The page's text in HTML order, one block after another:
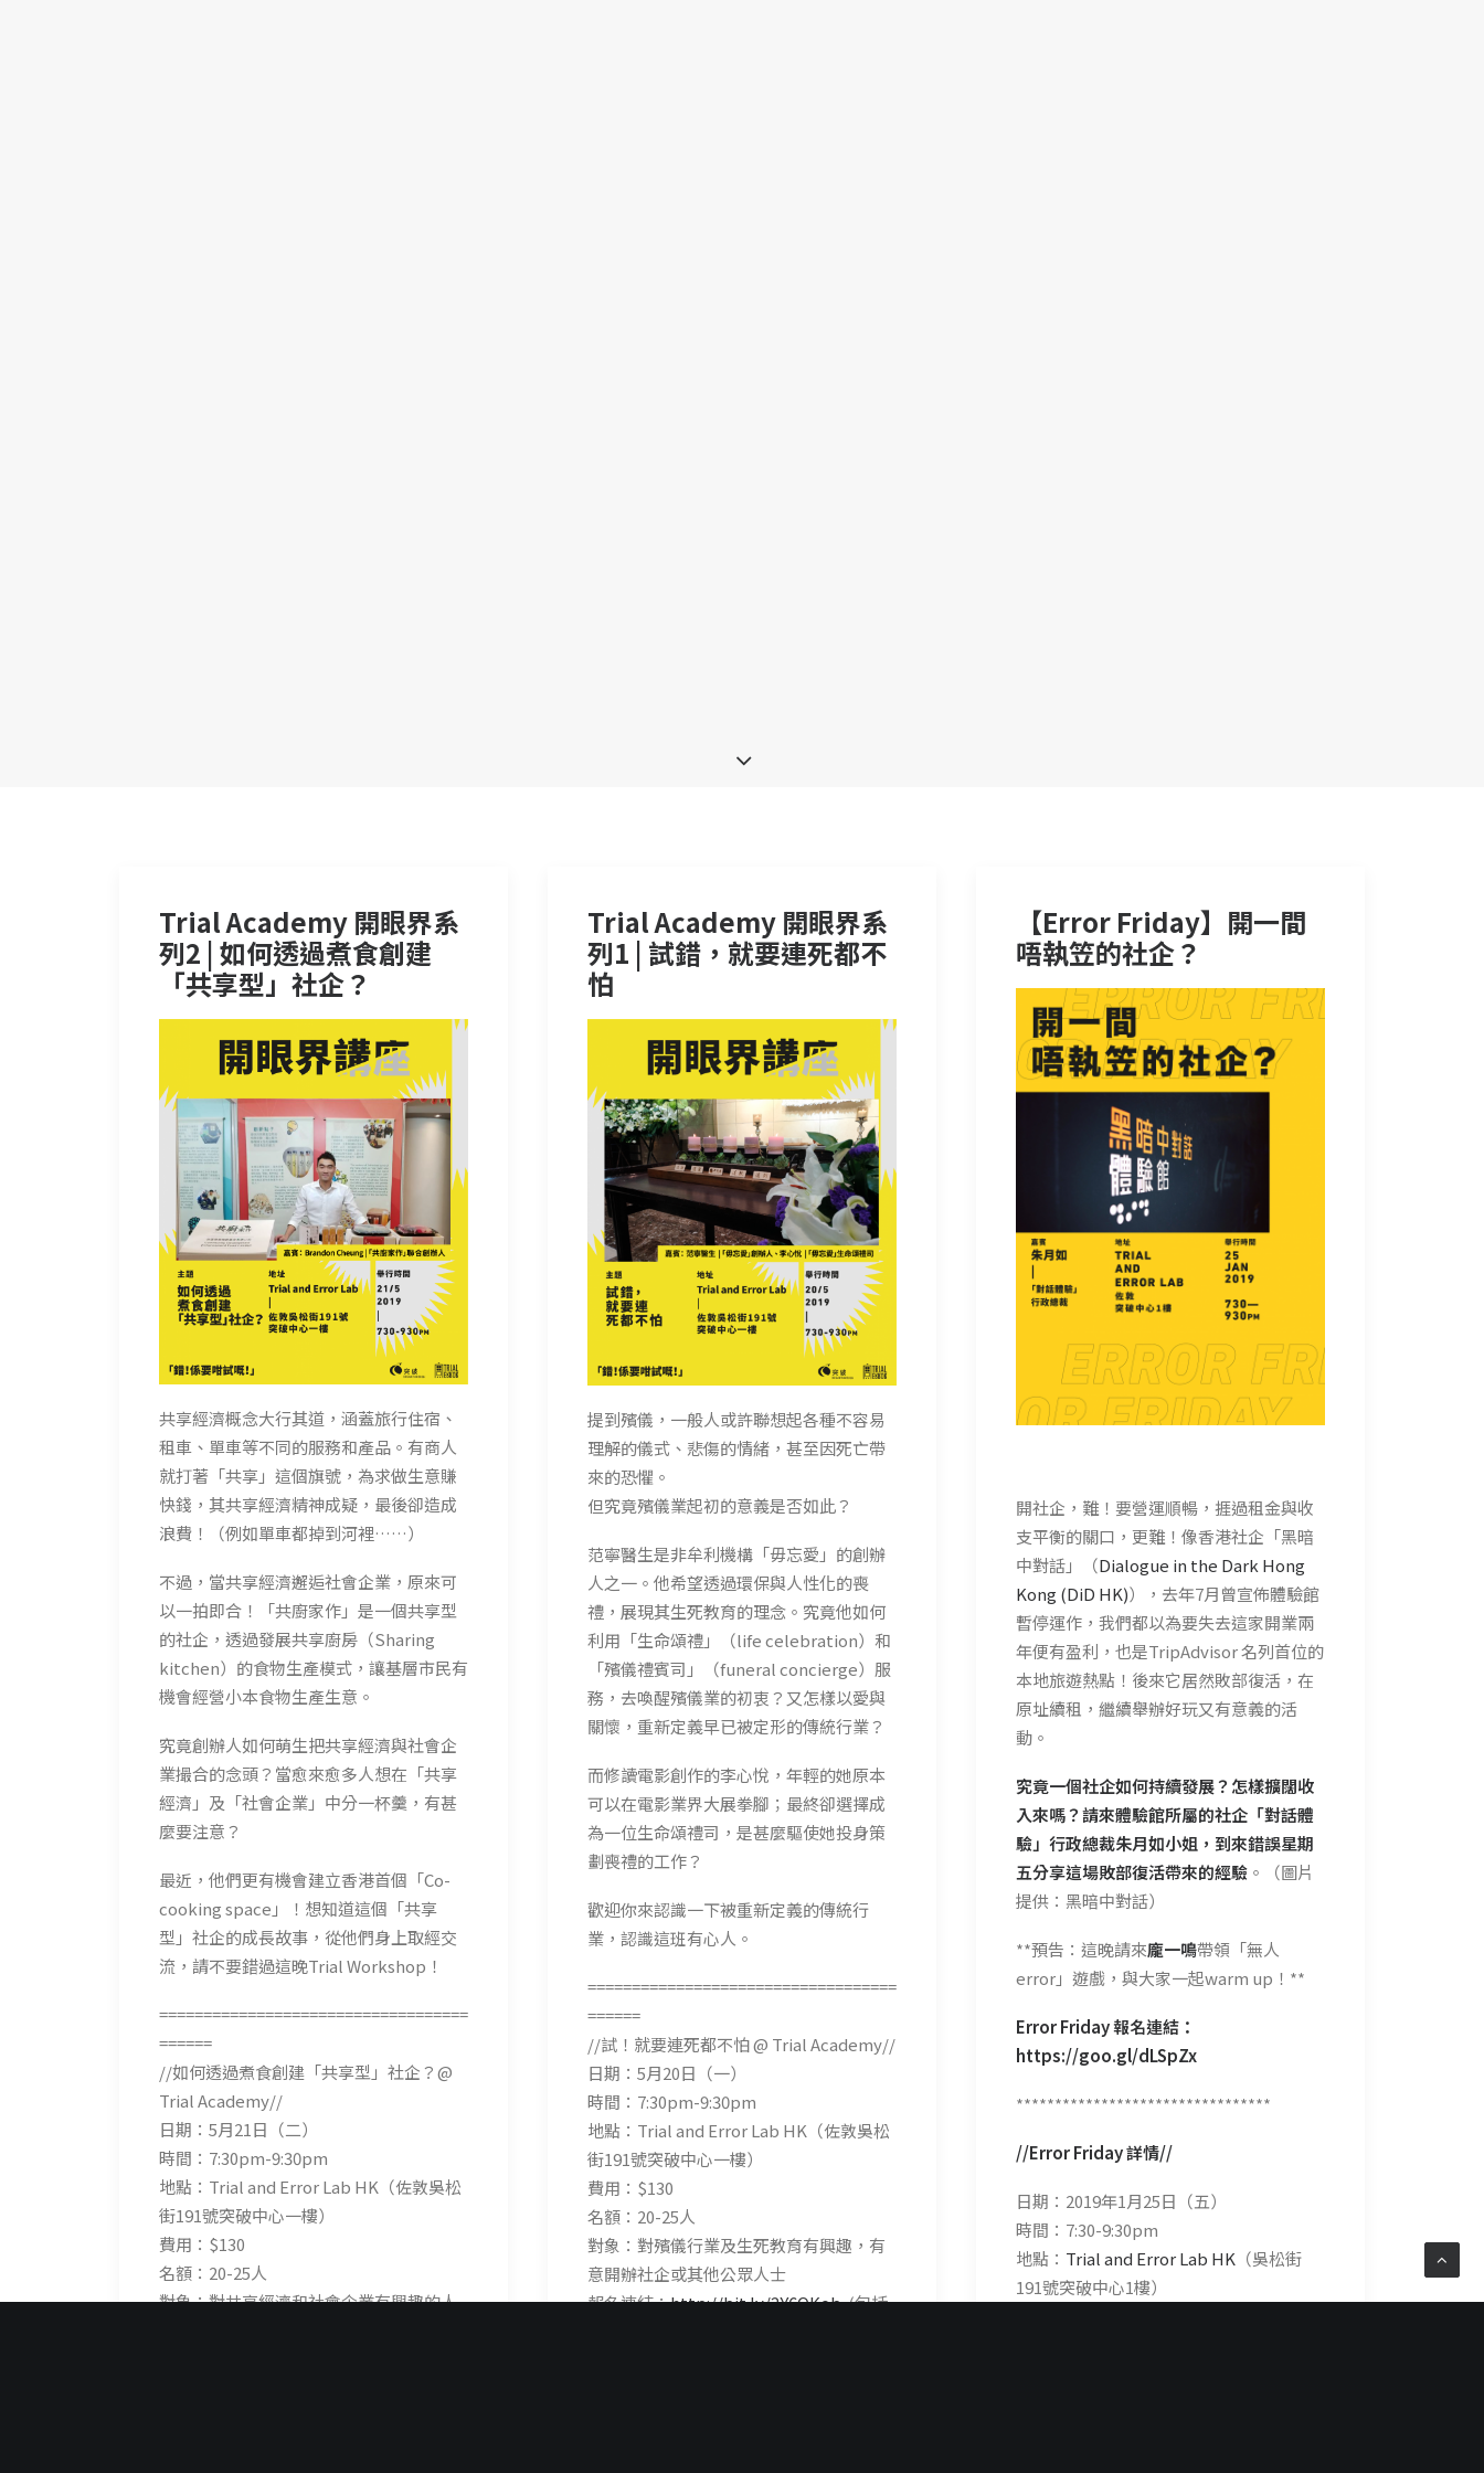
Trial Academy 開眼界系
列2 | 如何透過煮食創建
「共享型」社企？
共享經濟概念大行其道，涵蓋旅行住宿、
租車、單車等不同的服務和產品。有商人
就打著「共享」這個旗號，為求做生意賺
快錢，其共享經濟精神成疑，最後卻造成
浪費！（例如單車都掉到河裡……）
不過，當共享經濟邂逅社會企業，原來可
以一拍即合！「共廚家作」是一個共享型
的社企，透過發展共享廚房（Sharing
kitchen）的食物生產模式，讓基層市民有
機會經營小本食物生產生意。
究竟創辦人如何萌生把共享經濟與社會企
業撮合的念頭？當愈來愈多人想在「共享
經濟」及「社會企業」中分一杯羹，有甚
麼要注意？
最近，他們更有機會建立香港首個「Co-
cooking space」！想知道這個「共享
型」社企的成長故事，從他們身上取經交
流，請不要錯過這晚Trial Workshop！
===================================
======
//如何透過煮食創建「共享型」社企？@
Trial Academy//
日期：5月21日（二）
時間：7:30pm-9:30pm
地點：Trial and Error Lab HK（佐敦吳松
街191號突破中心一樓）
費用：$130
名額：20-25人
對象：對共享經濟和社會企業有興趣的人
Trial Academy 開眼界系
列1 | 試錯，就要連死都不
怕
提到殯儀，一般人或許聯想起各種不容易
理解的儀式、悲傷的情緒，甚至因死亡帶
來的恐懼。
但究竟殯儀業起初的意義是否如此？
范寧醫生是非牟利機構「毋忘愛」的創辦
人之一。他希望透過環保與人性化的喪
禮，展現其生死教育的理念。究竟他如何
利用「生命頌禮」（life celebration）和
「殯儀禮賓司」（funeral concierge）服
務，去喚醒殯儀業的初衷？又怎樣以愛與
關懷，重新定義早已被定形的傳統行業？
而修讀電影創作的李心悅，年輕的她原本
可以在電影業界大展拳腳；最終卻選擇成
為一位生命頌禮司，是甚麼驅使她投身策
劃喪禮的工作？
歡迎你來認識一下被重新定義的傳統行
業，認識這班有心人。
===================================
======
//試！就要連死都不怕 @ Trial Academy//
日期：5月20日（一）
時間：7:30pm-9:30pm
地點：Trial and Error Lab HK（佐敦吳松
街191號突破中心一樓）
費用：$130
名額：20-25人
對象：對殯儀行業及生死教育有興趣，有
意開辦社企或其他公眾人士
報名連結：http://bit.ly/2Y6OKob(包括
【Error Friday】開一間
唔執笠的社企？
開社企，難！要營運順暢，捱過租金與收
支平衡的關口，更難！像香港社企「黑暗
中對話」（Dialogue in the Dark Hong
Kong (DiD HK)），去年7月曾宣佈體驗館
暫停運作，我們都以為要失去這家開業兩
年便有盈利，也是TripAdvisor 名列首位的
本地旅遊熱點！後來它居然敗部復活，在
原址續租，繼續舉辦好玩又有意義的活
動。
究竟一個社企如何持續發展？怎樣擴闊收
入來嗎？請來體驗館所屬的社企「對話體
驗」行政總裁朱月如小姐，到來錯誤星期
五分享這場敗部復活帶來的經驗 。（圖片
提供：黑暗中對話）
**預告：這晚請來龐一鳴帶領「無人
error」遊戲，與大家一起warm up！**
Error Friday 報名連結：
https://goo.gl/dLSpZx
*********************************
//Error Friday 詳情//
日期：2019年1月25日（五）
時間：7:30-9:30pm
地點： Trial and Error Lab HK （吳松街
191號突破中心1樓）